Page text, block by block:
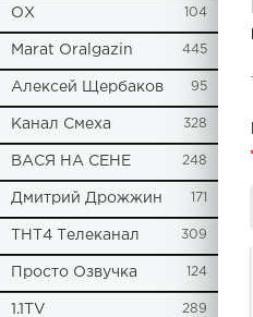
ОХ 104
Marat Oralgazin 445
Алексей Щербаков 95
Канал Смеха 328
ВАСЯ НА СЕНЕ 248
Дмитрий Дрожжин 171
ТНТ4 Телеканал 309
Просто Озвучка 124
1.1TV 289